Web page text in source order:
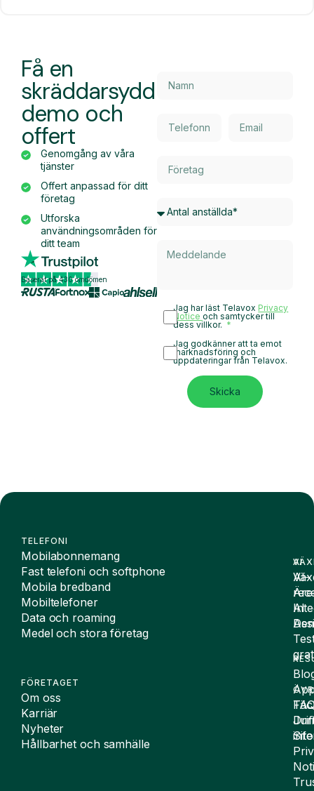
Få en
skräddarsydd
demo och
offert
Genomgång av våra
tjänster
Offert anpassad för ditt
företag
Utforska
användningsområden för
ditt team
Baserat på 430 omdömen
Jag har läst Telavox Privacy
Noticeoch samtycker till
dess villkor.
Jag godkänner att ta emot
marknadsföring och
uppdateringar från Telavox.
Skicka
TELEFONI
Mobilabonnemang
Fast telefoni och softphone
Mobila bredband
Mobiltelefoner
Data och roaming
Medel och stora företag
FÖRETAGET
Om oss
Karriär
Nyheter
Hållbarhet och samhälle
AI
AI-
AI